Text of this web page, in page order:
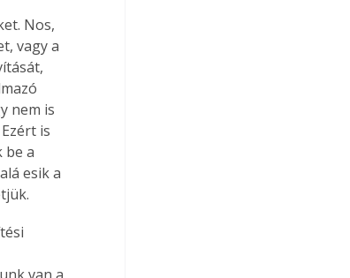
Nos,
vagy a
nem is
is
be a
esik a